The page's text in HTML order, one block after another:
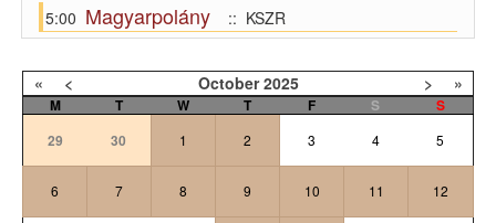
5:00 Magyarpolány :: KSZR
« < October 2025 > »
M T W T F S
S
29
30 1 2 3 4 5
6 7 8 9 10 11 12